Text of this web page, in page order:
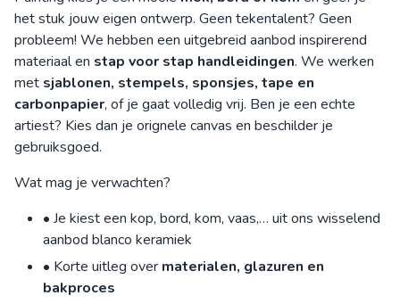
het stuk jouw eigen ontwerp. Geen tekentalent? Geen
probleem! We hebben een uitgebreid aanbod inspirerend
materiaal en stap voor stap handleidingen. We werken
met sjablonen, stempels, sponsjes, tape en
carbonpapier, of je gaat volledig vrij. Ben je een echte
artiest? Kies dan je orignele canvas en beschilder je
gebruiksgoed.
Wat mag je verwachten?
• Je kiest een kop, bord, kom, vaas,… uit ons wisselend
aanbod blanco keramiek
• Korte uitleg over materialen, glazuren en
bakproces